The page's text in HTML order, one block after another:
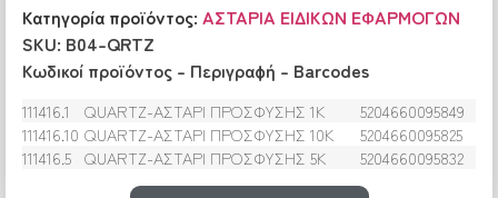
Κατηγορία προϊόντος: ΑΣΤΑΡΙΑ ΕΙΔΙΚΩΝ ΕΦΑΡΜΟΓΩΝ
SKU: B04-QRTZ
Κωδικοί προϊόντος – Περιγραφή – Barcodes
111416.1 QUARTZ-ΑΣΤΑΡΙ ΠΡΟΣΦΥΣΗΣ 1Κ
5204660095849
111416.10 QUARTZ-ΑΣΤΑΡΙ ΠΡΟΣΦΥΣΗΣ 10Κ
5204660095825
111416.5 QUARTZ-ΑΣΤΑΡΙ ΠΡΟΣΦΥΣΗΣ 5Κ 5204660095832